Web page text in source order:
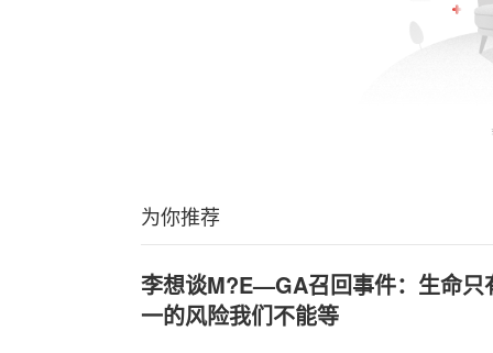
为你推荐
李想谈M?E—GA召回事件：生命只
一的风险我们不能等